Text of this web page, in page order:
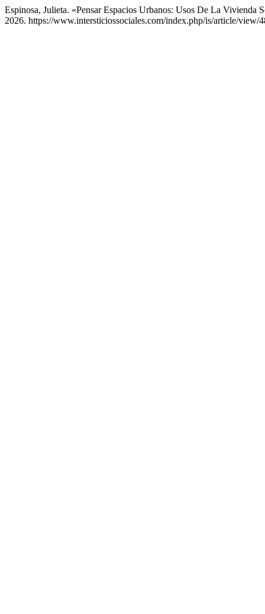
Espinosa, Julieta. «Pensar Espacios Urbanos: Usos De La Vivienda
2026. https://www.intersticiossociales.com/index.php/is/article/view/